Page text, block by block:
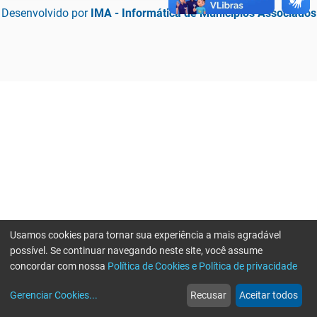
Desenvolvido por IMA - Informática de Municípios Associados
web
Notícias
more_horiz
Mais
Usamos cookies para tornar sua experiência a mais agradável
possível. Se continuar navegando neste site, você assume
concordar com nossa Política de Cookies e Política de privacidade
Gerenciar Cookies... Recusar Aceitar todos
Erro ao enviar informações, por favor tente novamente